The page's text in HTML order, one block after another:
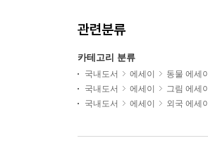
관련분류
카테고리 분류
국내도서 에세이
동물 에세이
국내도서
에세이
그림 에세이
국내도서
에세이 외국 에세이